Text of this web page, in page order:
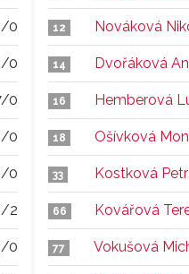
0
0
0
0
0
2
0
12 Nováková
14 Dvořáková
16 Hemberová
18 Ošívková
33 Kostková
66 Kovářová
77 Vokušová